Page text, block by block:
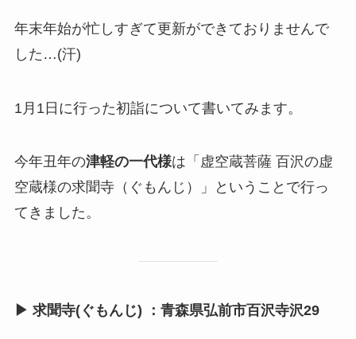
年末年始が忙しすぎて更新ができておりませんで
した…(汗)
1月1日に行った初詣について書いてみます。
今年丑年の津軽の一代様は「虚空蔵菩薩 百沢の虚
空蔵様の求聞寺（ぐもんじ）」ということで行っ
てきました。
▶︎ 求聞寺(ぐもんじ) ：青森県弘前市百沢寺沢29